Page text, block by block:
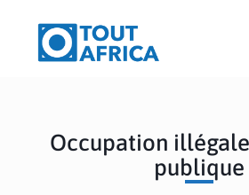
Occupation
publique